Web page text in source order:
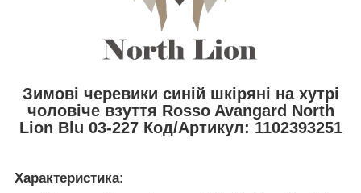
Зимові черевики синій шкіряні на хутрі
чоловіче взуття Rosso Avangard North
Lion Blu 03-227 Код/Артикул: 1102393251
Характеристика: